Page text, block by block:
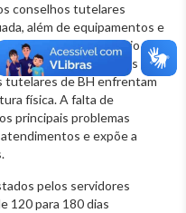
conselhos tutelares
além de equipamentos e
O relatório da
os Conselhos Tutelares
tutelares de BH enfrentam
física. A falta de
principais problemas
e expõe a
pelos servidores
120 para 180 dias